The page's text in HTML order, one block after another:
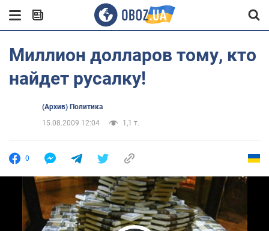
Миллион долларов тому, кто
найдет русалку!
(Архив) Политика
15.08.2009 12:04
1,1 т.
0